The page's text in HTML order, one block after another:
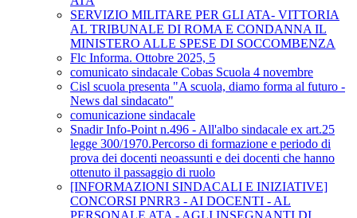
SERVIZIO MILITARE PER GLI ATA- VITTORIA
AL TRIBUNALE DI ROMA E CONDANNA IL
MINISTERO ALLE SPESE DI SOCCOMBENZA
Flc Informa. Ottobre 2025, 5
comunicato sindacale Cobas Scuola 4 novembre
Cisl scuola presenta "A scuola, diamo forma al futuro -
News dal sindacato"
comunicazione sindacale
Snadir Info-Point n.496 - All'albo sindacale ex art.25
legge 300/1970.Percorso di formazione e periodo di
prova dei docenti neoassunti e dei docenti che hanno
ottenuto il passaggio di ruolo
[INFORMAZIONI SINDACALI E INIZIATIVE]
CONCORSI PNRR3 - AI DOCENTI - AL